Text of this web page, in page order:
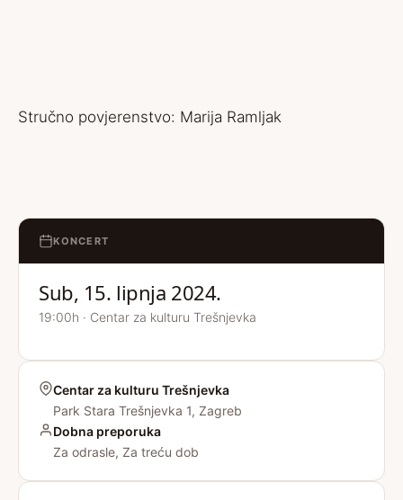
Stručno povjerenstvo: Marija Ramljak
KONCERT
Sub, 15. lipnja 2024.
19:00h · Centar za kulturu Trešnjevka
Centar za kulturu Trešnjevka
Park Stara Trešnjevka 1, Zagreb
Dobna preporuka
Za odrasle, Za treću dob